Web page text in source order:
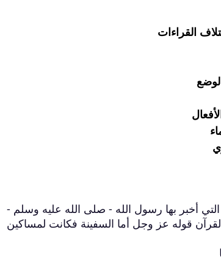
القراءات
أخبر بها رسول الله - صلى الله عليه وسلم -
قوله عز وجل أما السفينة فكانت لمساكين